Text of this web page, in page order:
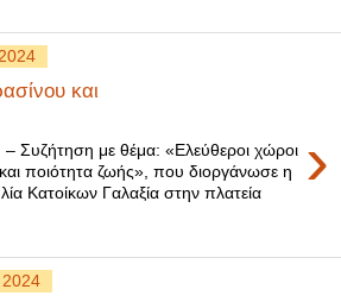
και
›
Συζήτηση με θέμα: «Ελεύθεροι χώροι
ποιότητα ζωής», που διοργάνωσε η
Κατοίκων Γαλαξία στην πλατεία